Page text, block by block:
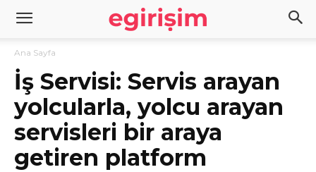
Ana Sayfa
İş Servisi: Servis arayan
yolcularla, yolcu arayan
servisleri bir araya
getiren platform